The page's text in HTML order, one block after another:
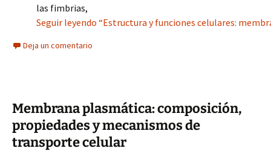
las fimbrias,
Seguir leyendo “Estructura y funciones celulares:
Deja un comentario
Membrana plasmática: composición,
propiedades y mecanismos de
transporte celular